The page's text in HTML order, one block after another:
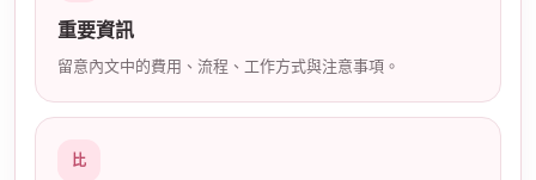
重要資訊
留意內文中的費用、流程、工作方式與注意事項。
比